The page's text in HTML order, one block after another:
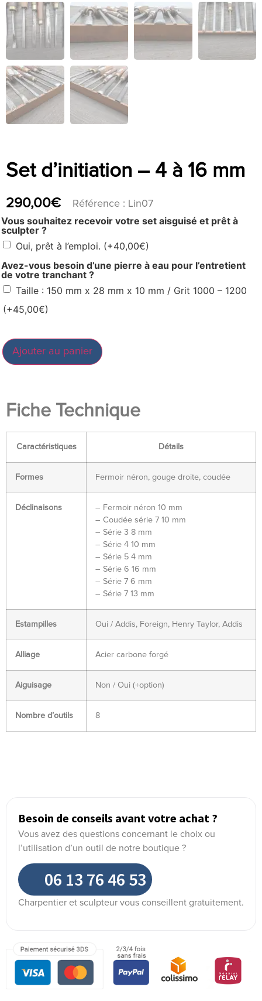
Set d’initiation – 4 à 16 mm
290,00€ Référence : Lin07
Vous souhaitez recevoir votre set aisguisé et prêt à
sculpter ?
Oui, prêt à l’emploi. (+40,00€)
Avez-vous besoin d’une pierre à eau pour l’entretient
de votre tranchant ?
Taille : 150 mm x 28 mm x 10 mm / Grit 1000 – 1200
(+45,00€)
Ajouter au panier
Fiche Technique
Caractéristiques Détails
Formes Fermoir néron, gouge droite, coudée
Déclinaisons
– Fermoir néron 10 mm
– Coudée série 7 10 mm
– Série 3 8 mm
– Série 4 10 mm
– Série 5 4 mm
– Série 6 16 mm
– Série 7 6 mm
– Série 7 13 mm
Estampilles Oui / Addis, Foreign, Henry Taylor, Addis
Alliage Acier carbone forgé
Aiguisage Non / Oui (+option)
Nombre d’outils 8
Besoin de conseils avant votre achat ?
Vous avez des questions concernant le choix ou
l’utilisation d’un outil de notre boutique ?
06 13 76 46 53
Charpentier et sculpteur vous conseillent gratuitement.